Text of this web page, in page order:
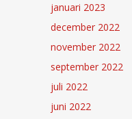
januari 2023
december 2022
november 2022
september 2022
juli 2022
juni 2022